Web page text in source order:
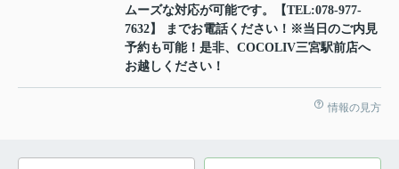
ムーズな対応が可能です。【TEL:078-977-
7632】 までお電話ください！※当日のご内見
予約も可能！是非、COCOLIV三宮駅前店へ
お越しください！
情報の見方